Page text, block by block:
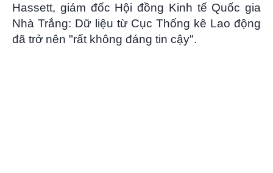
Hassett, giám đốc Hội đồng Kinh tế Quốc gia
Nhà Trắng: Dữ liệu từ Cục Thống kê Lao động
đã trở nên "rất không đáng tin cậy".